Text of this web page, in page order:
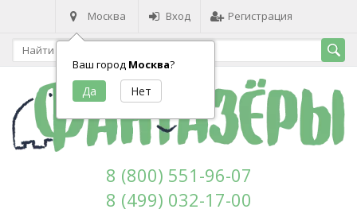
Москва
Ваш город Москва?
Вход Регистрация
8 (800) 551-96-07
8 (499) 032-17-00